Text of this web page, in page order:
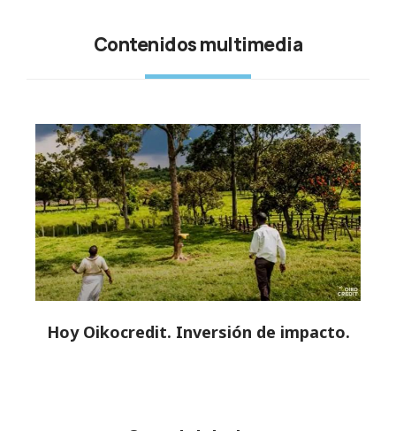
Contenidos multimedia
Hoy Oikocredit. Inversión de impacto.